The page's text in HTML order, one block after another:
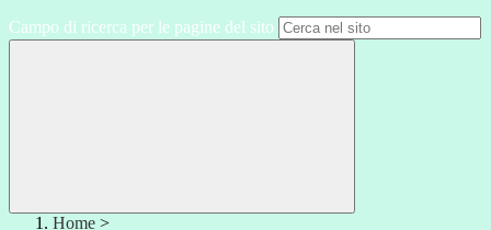
Campo di ricerca per le pagine del sito
Home >